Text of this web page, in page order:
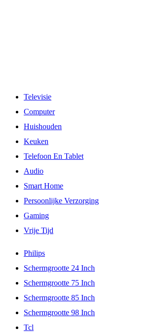
Televisie
Computer
Huishouden
Keuken
Telefoon En Tablet
Audio
Smart Home
Persoonlijke Verzorging
Gaming
Vrije Tijd
Philips
Schermgrootte 24 Inch
Schermgrootte 75 Inch
Schermgrootte 85 Inch
Schermgrootte 98 Inch
Tcl